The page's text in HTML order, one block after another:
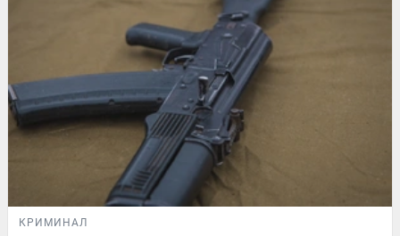
КРИМИНАЛ